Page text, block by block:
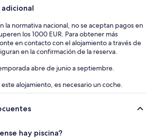
la normativa nacional, no se aceptan pagos en
los 1000 EUR. Para obtener más
en contacto con el alojamiento a través de
en la confirmación de la reserva.
abre de junio a septiembre.
este alojamiento, es necesario un coche.
hay piscina?